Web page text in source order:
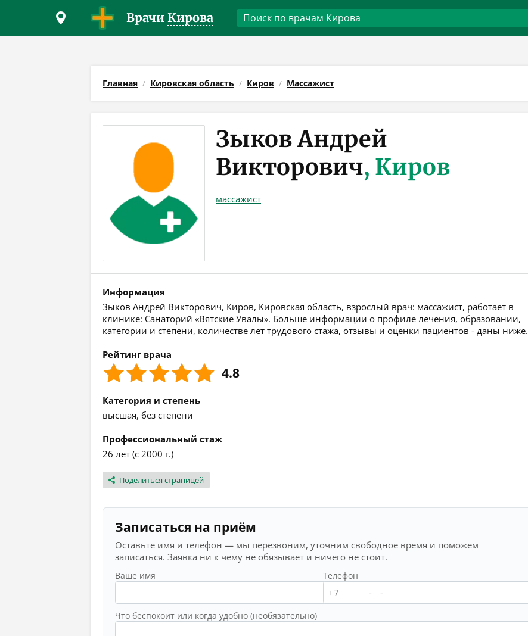
Врачи Кирова
Главная Кировская область Киров Массажист
Зыков Андрей
Викторович, Киров
массажист
Информация
Зыков Андрей Викторович, Киров, Кировская область, взрослый врач: массажист, работает в
клинике: Санаторий «Вятские Увалы». Больше информации о профиле лечения, образовании,
категории и степени, количестве лет трудового стажа, отзывы и оценки пациентов - даны ниже.
Рейтинг врача
4.8
Категория и степень
высшая, без степени
Профессиональный стаж
26 лет (с 2000 г.)
Поделиться страницей
Записаться на приём
Оставьте имя и телефон — мы перезвоним, уточним свободное время и поможем
записаться. Заявка ни к чему не обязывает и ничего не стоит.
Ваше имя Телефон
Что беспокоит или когда удобно (необязательно)